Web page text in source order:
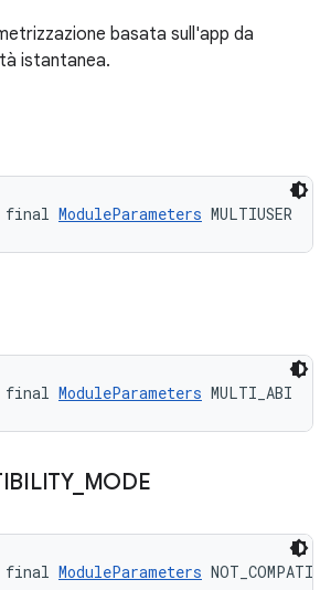
basata sull'app da
istantanea.
final ModuleParameters MULTIUSER
final ModuleParameters MULTI_ABI
_ MODE
final ModuleParameters